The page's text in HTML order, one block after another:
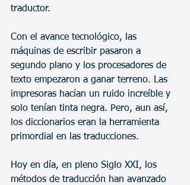
traductor.
Con el avance tecnológico, las
máquinas de escribir pasaron a
segundo plano y los procesadores de
texto empezaron a ganar terreno. Las
impresoras hacían un ruido increíble y
solo tenían tinta negra. Pero, aun así,
los diccionarios eran la herramienta
primordial en las traducciones.
Hoy en día, en pleno Siglo XXI, los
métodos de traducción han avanzado